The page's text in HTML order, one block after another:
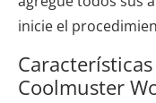
inicie el
Coolmuster